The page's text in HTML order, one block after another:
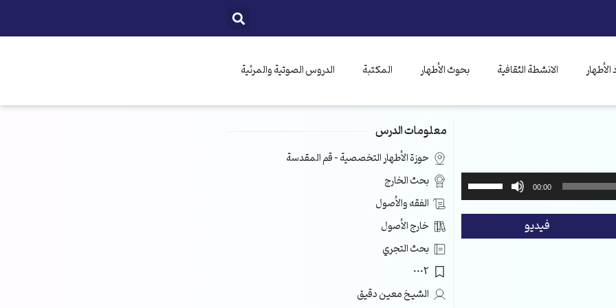
الانشطة الثقافية بحوث الأطهار المكتبة الدروس الصوتية والمرئية
00:00
استخدم
الأسهم
فيديو
معلومات الدرس
حوزة الأطهار التخصصية – قم المقدسة
بحث الخارج
الفقه والأصول
خارج الأصول
بحث التجري
0002
الشيخ معين دقيق